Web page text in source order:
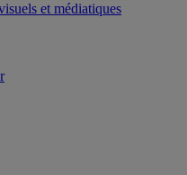
et médiatiques